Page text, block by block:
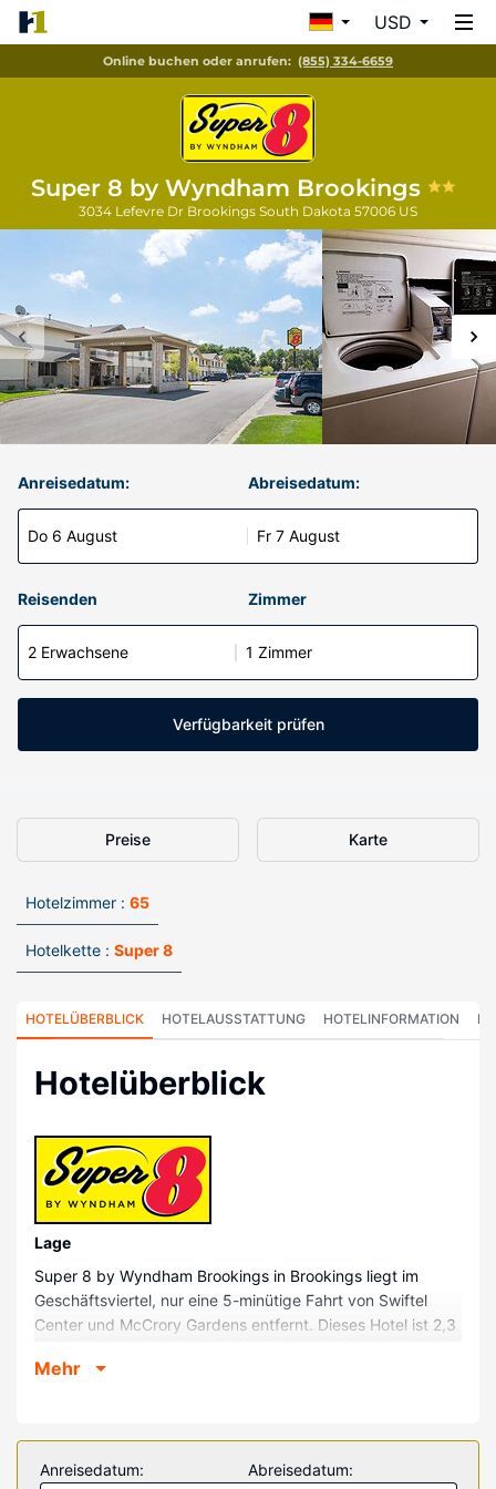
USD
Online buchen oder anrufen: (855) 334-6659
Super 8 by Wyndham Brookings
3034 Lefevre Dr Brookings South Dakota 57006 US
Anreisedatum:
Do 6 August
Abreisedatum:
Fr 7 August
Reisenden Zimmer
2 Erwachsene 1 Zimmer
Verfügbarkeit prüfen
Preise Karte
Hotelzimmer : 65
Hotelkette : Super 8
HOTELÜBERBLICK HOTELAUSSTATTUNG HOTELINFORMATION
Hotelüberblick
Lage
Super 8 by Wyndham Brookings in Brookings liegt im
Geschäftsviertel, nur eine 5-minütige Fahrt von Swiftel
Center und McCrory Gardens entfernt. Dieses Hotel ist 2,3
Children's Museum of South Dakota entfernt.
Fühl dich in einem der 65 klimatisierten Zimmer mit
Kühlschrank und Mikrowelle wie zu Hause. Dein Bett bietet
Mehr
Anreisedatum: Abreisedatum: